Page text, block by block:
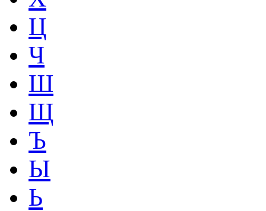
Ц
Ч
Ш
Щ
Ъ
Ы
Ь